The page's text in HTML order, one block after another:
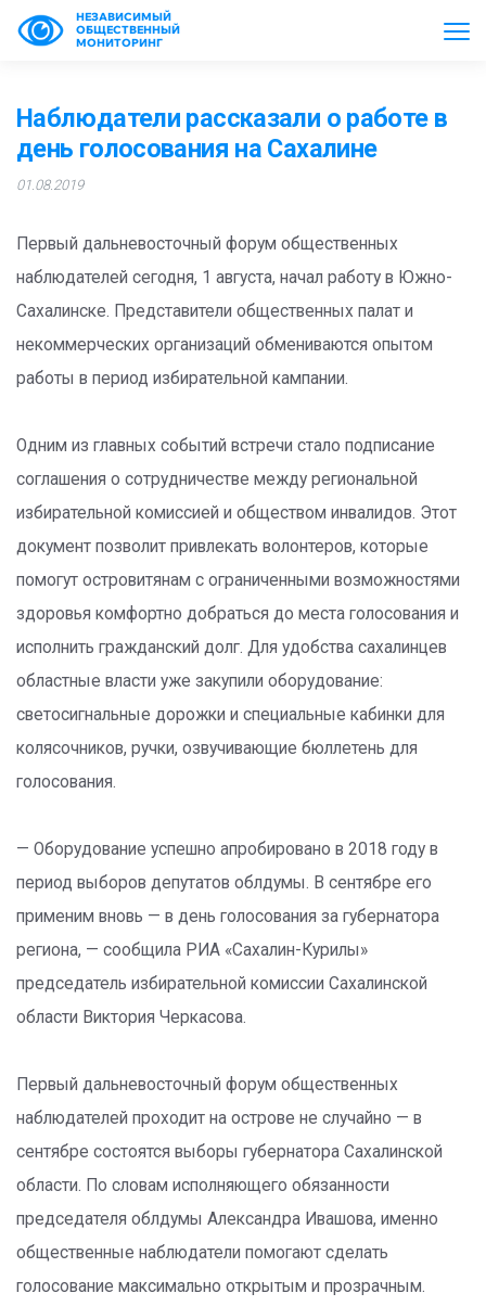
НЕЗАВИСИМЫЙ
ОБЩЕСТВЕННЫЙ
МОНИТОРИНГ
Наблюдатели рассказали о работе в
день голосования на Сахалине
01.08.2019
Первый дальневосточный форум общественных
наблюдателей сегодня, 1 августа, начал работу в Южно-
Сахалинске. Представители общественных палат и
некоммерческих организаций обмениваются опытом
работы в период избирательной кампании.
Одним из главных событий встречи стало подписание
соглашения о сотрудничестве между региональной
избирательной комиссией и обществом инвалидов. Этот
документ позволит привлекать волонтеров, которые
помогут островитянам с ограниченными возможностями
здоровья комфортно добраться до места голосования и
исполнить гражданский долг. Для удобства сахалинцев
областные власти уже закупили оборудование:
светосигнальные дорожки и специальные кабинки для
колясочников, ручки, озвучивающие бюллетень для
голосования.
— Оборудование успешно апробировано в 2018 году в
период выборов депутатов облдумы. В сентябре его
применим вновь — в день голосования за губернатора
региона, — сообщила РИА «Сахалин-Курилы»
председатель избирательной комиссии Сахалинской
области Виктория Черкасова.
Первый дальневосточный форум общественных
наблюдателей проходит на острове не случайно — в
сентябре состоятся выборы губернатора Сахалинской
области. По словам исполняющего обязанности
председателя облдумы Александра Ивашова, именно
общественные наблюдатели помогают сделать
голосование максимально открытым и прозрачным.